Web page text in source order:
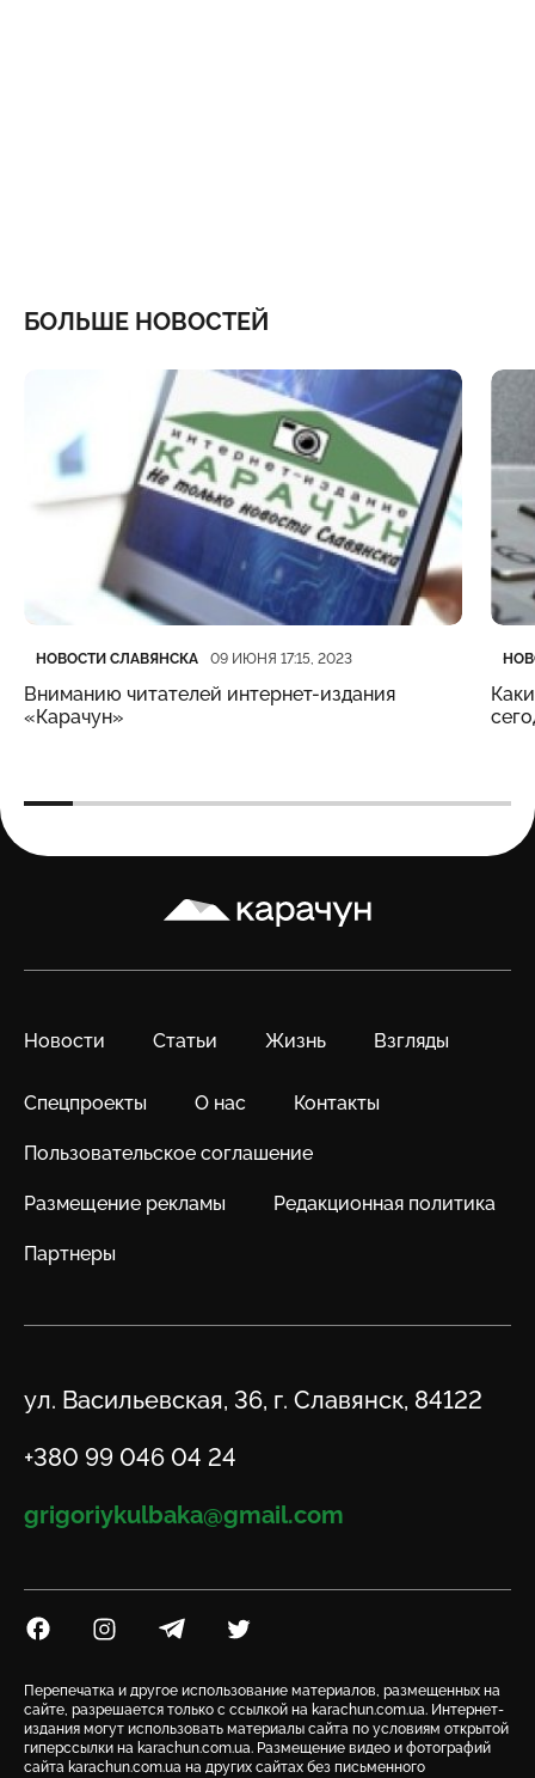
БОЛЬШЕ НОВОСТЕЙ
Категория
НОВОСТИ СЛАВЯНСКА
Дата публикации 09 ИЮНЯ 17:15, 2023
Вниманию читателей интернет-издания
«Карачун»
Карачун
Новости Статьи Жизнь Взгляды
Спецпроекты О нас Контакты
Пользовательское соглашение
Размещение рекламы Редакционная политика
Партнеры
Адрес
ул. Васильевская, 36, г. Славянск, 84122
Телефон
+380 99 046 04 24
Email
grigoriykulbaka@gmail.com
Посилання на Facebook
Посилання на Instagram
Посилання на Telegram
Посилання на Twitter
Перепечатка и другое использование материалов, размещенных на
сайте, разрешается только с ссылкой на karachun.com.ua. Интернет-
издания могут использовать материалы сайта по условиям открытой
гиперссылки на karachun.com.ua. Размещение видео и фотографий
сайта karachun.com.ua на других сайтах без письменного